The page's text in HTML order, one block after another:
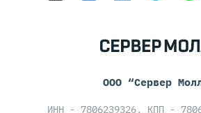
ООО “Сервер
ИНН - 7806239326, КПП -